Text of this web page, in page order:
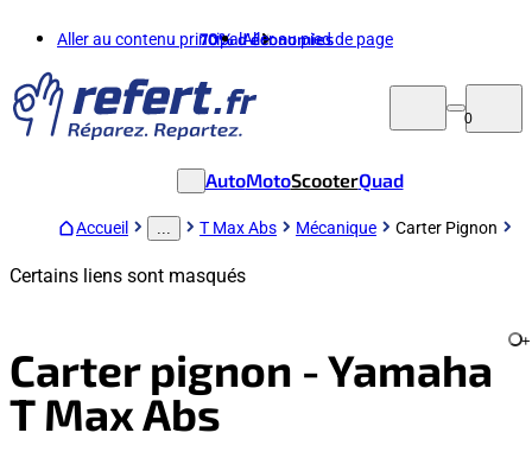
Aller au contenu principalAller au pied de page
70%d'économies
0
AutoMotoScooterQuad
Accueil T Max Abs Mécanique Carter Pignon
Certains liens sont masqués
Carter pignon - Yamaha
T Max Abs
+